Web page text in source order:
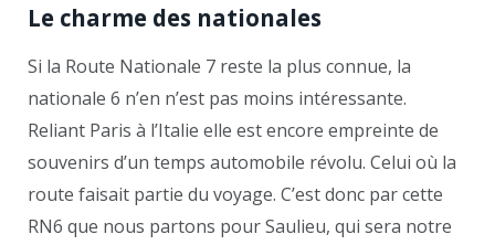
Le charme des nationales
Si la Route Nationale 7 reste la plus connue, la
nationale 6 n’en n’est pas moins intéressante.
Reliant Paris à l’Italie elle est encore empreinte de
souvenirs d’un temps automobile révolu. Celui où la
route faisait partie du voyage. C’est donc par cette
RN6 que nous partons pour Saulieu, qui sera notre